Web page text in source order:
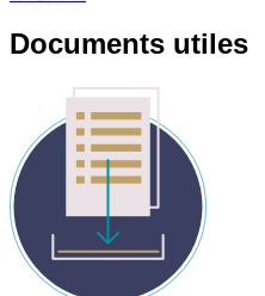
Documents utiles